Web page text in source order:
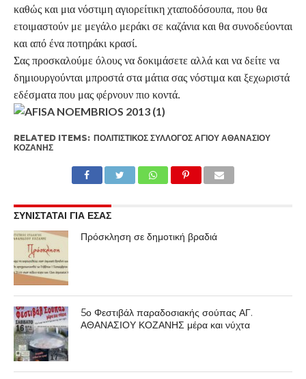
καθώς και μια νόστιμη αγιορείτικη χταποδόσουπα, που θα
ετοιμαστούν με μεγάλο μεράκι σε καζάνια και θα συνοδεύονται
και από ένα ποτηράκι κρασί.
Σας προσκαλούμε όλους να δοκιμάσετε αλλά και να δείτε να
δημιουργούνται μπροστά στα μάτια σας νόστιμα και ξεχωριστά
εδέσματα που μας φέρνουν πιο κοντά.
RELATED ITEMS: ΠΟΛΙΤΙΣΤΙΚΌΣ ΣΎΛΛΟΓΟΣ ΑΓΊΟΥ ΑΘΑΝΑΣΊΟΥ
ΚΟΖΆΝΗΣ
ΣΥΝΙΣΤΑΤΑΙ ΓΙΑ ΕΣΑΣ
Πρόσκληση σε δημοτική βραδιά
5ο Φεστιβάλ παραδοσιακής σούπας ΑΓ.
ΑΘΑΝΑΣΙΟΥ ΚΟΖΑΝΗΣ μέρα και νύχτα